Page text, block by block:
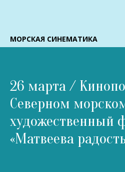
МОРСКАЯ СИНЕМАТИКА
26 марта /
Северном
художественный
«Матвеева